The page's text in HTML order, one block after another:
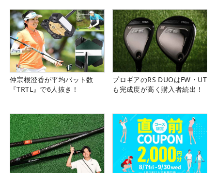
仲宗根澄香が平均パット数
『TRTL』で6人抜き！
プロギアのRS DUOはFW・UT
も完成度が高く購入者続出！